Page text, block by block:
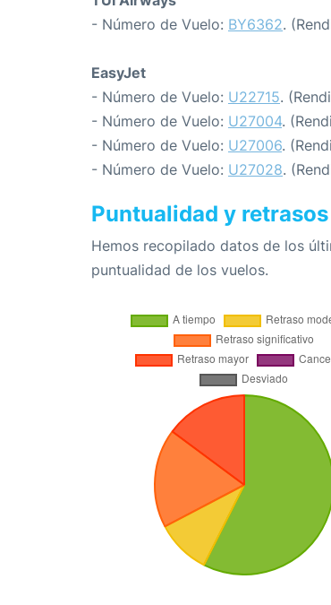
- Número de Vuelo: BY6362.
EasyJet
- Número de Vuelo: U22715.
- Número de Vuelo: U27004.
- Número de Vuelo: U27006.
- Número de Vuelo: U27028.
Puntualidad y retrasos
Hemos recopilado datos de los
puntualidad de los vuelos.